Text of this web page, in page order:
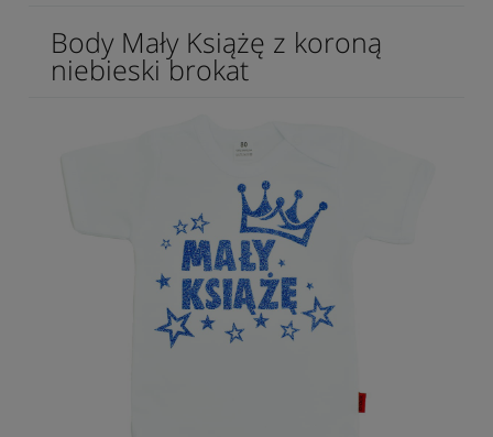
Body Mały Książę z koroną
niebieski brokat